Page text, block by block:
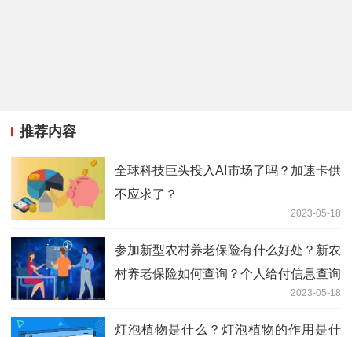
推荐内容
全球科技巨头投入AI市场了吗？加速卡供
不应求了？
2023-05-18
参加新型农村养老保险有什么好处？新农
村养老保险如何查询？个人给付信息查询
2023-05-18
灯泡植物是什么？灯泡植物的作用是什